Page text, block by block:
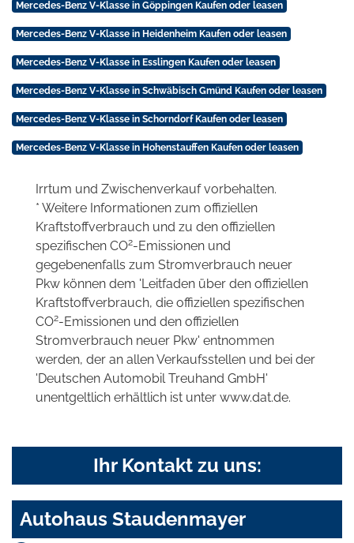
Mercedes-Benz V-Klasse in Göppingen Kaufen oder leasen
Mercedes-Benz V-Klasse in Heidenheim Kaufen oder leasen
Mercedes-Benz V-Klasse in Esslingen Kaufen oder leasen
Mercedes-Benz V-Klasse in Schwäbisch Gmünd Kaufen oder leasen
Mercedes-Benz V-Klasse in Schorndorf Kaufen oder leasen
Mercedes-Benz V-Klasse in Hohenstauffen Kaufen oder leasen
Irrtum und Zwischenverkauf vorbehalten.
* Weitere Informationen zum offiziellen
Kraftstoffverbrauch und zu den offiziellen
spezifischen CO2-Emissionen und
gegebenenfalls zum Stromverbrauch neuer
Pkw können dem 'Leitfaden über den offiziellen
Kraftstoffverbrauch, die offiziellen spezifischen
CO2-Emissionen und den offiziellen
Stromverbrauch neuer Pkw' entnommen
werden, der an allen Verkaufsstellen und bei der
'Deutschen Automobil Treuhand GmbH'
unentgeltlich erhältlich ist unter www.dat.de.
Ihr Kontakt zu uns:
Autohaus Staudenmayer